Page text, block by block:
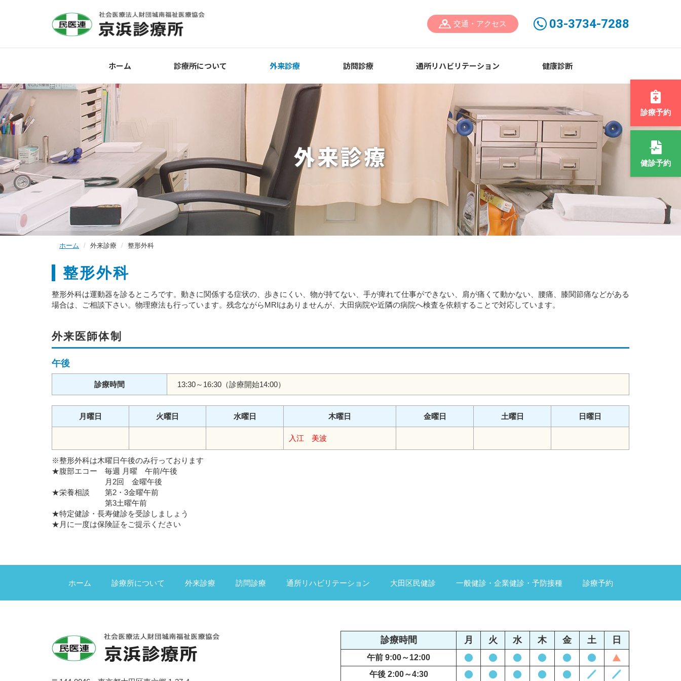
交通・アクセス 03-3734-7288
ホーム 診療所について 外来診療 訪問診療 通所リハビリテーション 健康診断
外来診療
ホーム 外来診療 整形外科
整形外科
整形外科は運動器を診るところです。動きに関係する症状の、歩きにくい、物が持てない、手が痺れて仕事ができない、肩が痛くて動かない、腰痛、膝関節痛などがある
場合は、ご相談下さい。物理療法も行っています。残念ながらMRIはありませんが、大田病院や近隣の病院へ検査を依頼することで対応しています。
外来医師体制
午後
診療時間 13:30～16:30（診療開始14:00）
月曜日 火曜日 水曜日 木曜日 金曜日 土曜日 日曜日
入江 美波
※整形外科は木曜日午後のみ行っております
★腹部エコー 毎週 月曜 午前/午後
月2回 金曜午後
★栄養相談 第2・3金曜午前
第3土曜午前
★特定健診・長寿健診を受診しましょう
★月に一度は保険証をご提示ください
ホーム 診療所について 外来診療 訪問診療 通所リハビリテーション 大田区民健診 一般健診・企業健診・予防接種 診療予約
診療時間 月 火 水 木 金 土 日
午前 9:00～12:00
午後 2:00～4:30
診療予約
健診予約